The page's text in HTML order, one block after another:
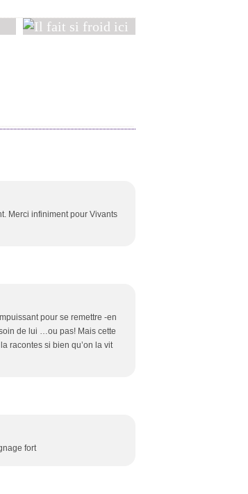
Merci infiniment pour Vivants
pour se remettre -en
de lui …ou pas! Mais cette
racontes si bien qu’on la vit
fort